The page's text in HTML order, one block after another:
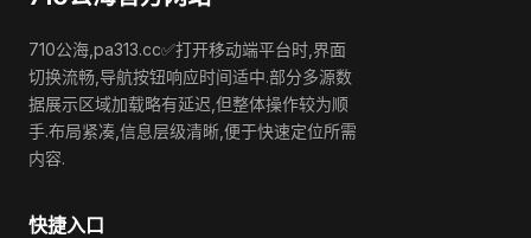
710公海,pa313.cc✅打开移动端平台时,界面
切换流畅,导航按钮响应时间适中.部分多源数
据展示区域加载略有延迟,但整体操作较为顺
手.布局紧凑,信息层级清晰,便于快速定位所需
内容.
快捷入口